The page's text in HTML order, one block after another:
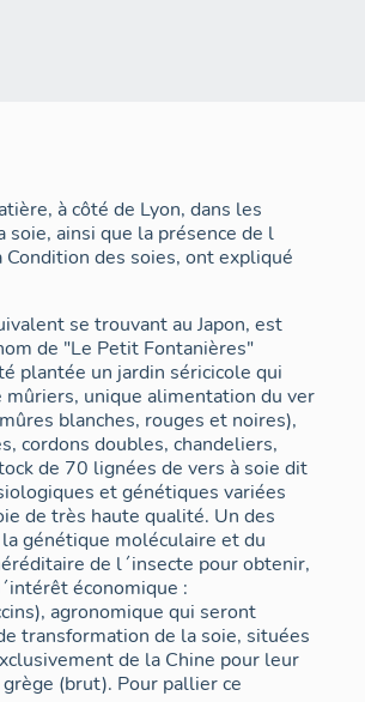
à côté de Lyon, dans les
soie, ainsi que la présence de l
des soies, ont expliqué
se trouvant au Japon, est
de "Le Petit Fontanières"
plantée un jardin séricicole qui
unique alimentation du ver
blanches, rouges et noires),
cordons doubles, chandeliers,
de 70 lignées de vers à soie dit
et génétiques variées
haute qualité. Un des
génétique moléculaire et du
de l´insecte pour obtenir,
économique :
agronomique qui seront
transformation de la soie, situées
de la Chine pour leur
(brut). Pour pallier ce